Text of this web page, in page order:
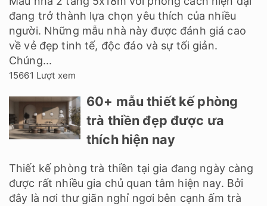
đang trở thành lựa chọn yêu thích của nhiều
người. Những mẫu nhà này được đánh giá cao
về vẻ đẹp tinh tế, độc đáo và sự tối giản.
Chúng...
15661 Lượt xem
60+ mẫu thiết kế phòng
trà thiền đẹp được ưa
thích hiện nay
Thiết kế phòng trà thiền tại gia đang ngày càng
được rất nhiều gia chủ quan tâm hiện nay. Bởi
đây là nơi thư giãn nghỉ ngơi bên cạnh ấm trà